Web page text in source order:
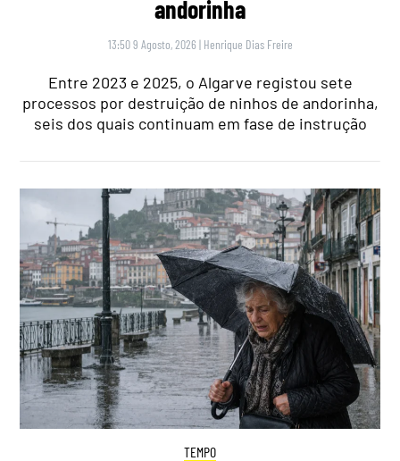
andorinha
13:50 9 Agosto, 2026 | Henrique Dias Freire
Entre 2023 e 2025, o Algarve registou sete
processos por destruição de ninhos de andorinha,
seis dos quais continuam em fase de instrução
TEMPO